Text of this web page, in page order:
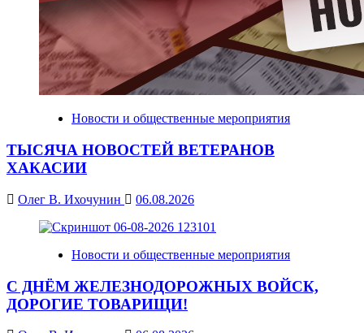
Новости и общественные мероприятия
ТЫСЯЧА НОВОСТЕЙ ВЕТЕРАНОВ
ХАКАСИИ
Олег В. Ихочунин 06.08.2026
Новости и общественные мероприятия
С ДНЁМ ЖЕЛЕЗНОДОРОЖНЫХ ВОЙСК,
ДОРОГИЕ ТОВАРИЩИ!